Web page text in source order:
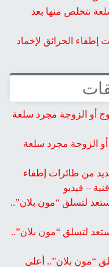
نتخلص منها بعد
إطفاء الحرائق لإخماد
أو الزوجة مجرد سلعة
الزوجة مجرد سلعة
من طائرات إطفاء
– فيديو
لتسلق “مون بلان”..
لتسلق “مون بلان”..
“مون بلان”.. أعلى